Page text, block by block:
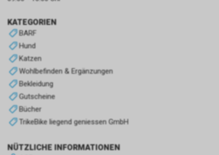
KATEGORIEN
BARF
Hund
Katzen
Wohlbefinden & Ergänzungen
Bekleidung
Gutscheine
Bücher
TrikeBike liegend geniessen GmbH
NÜTZLICHE INFORMATIONEN